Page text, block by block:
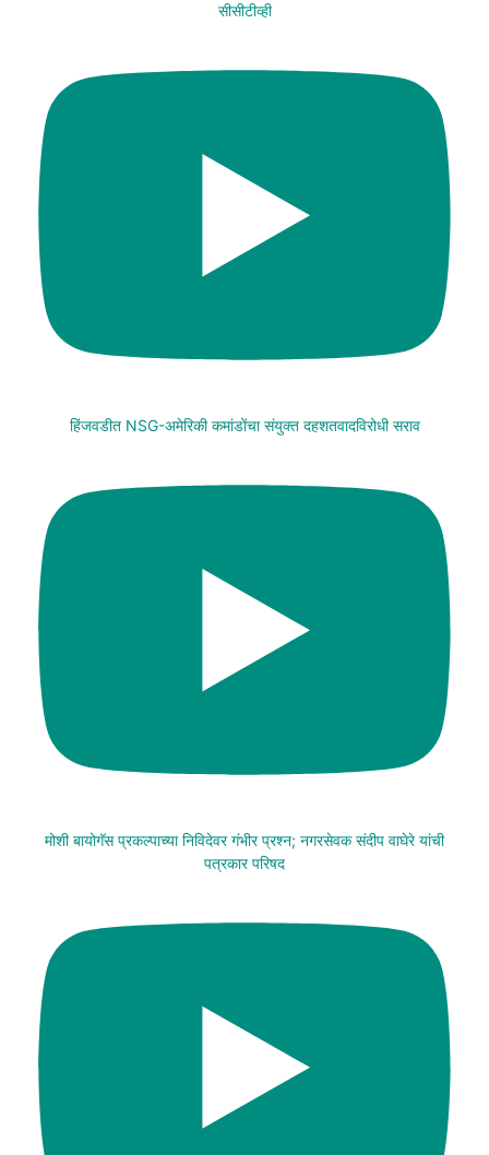
सीसीटीव्ही
हिंजवडीत NSG-अमेरिकी कमांडोंचा संयुक्त दहशतवादविरोधी सराव
मोशी बायोगॅस प्रकल्पाच्या निविदेवर गंभीर प्रश्न; नगरसेवक संदीप वाघेरे यांची
पत्रकार परिषद